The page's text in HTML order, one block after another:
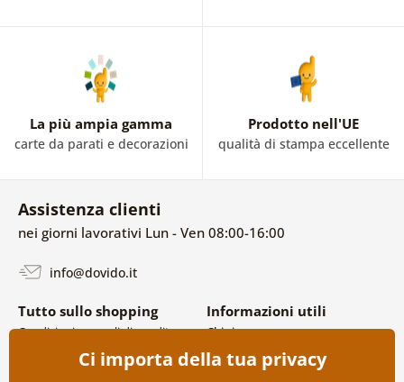
La più ampia gamma
carte da parati e decorazioni
Prodotto nell'UE
qualità di stampa eccellente
Assistenza clienti
nei giorni lavorativi Lun - Ven 08:00-16:00
info@dovido.it
Tutto sullo shopping
Condizioni generali di vendita e
Politica sulla privacy
Informazioni utili
Chi siamo
FAQ
Contatti
Ci importa della tua privacy